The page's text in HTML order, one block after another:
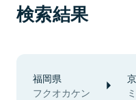
検索結果
福岡県
フクオカケン